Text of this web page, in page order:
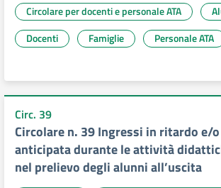
Circolare per docenti e personale ATA
Docenti
Famiglie Personale ATA
Circ. 39
Circolare n. 39 Ingressi in ritardo e/
anticipata durante le attività
nel prelievo degli alunni all’uscita